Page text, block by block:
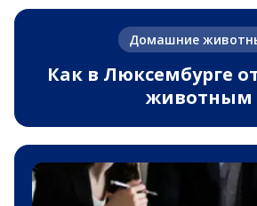
Домашние
Как в Люксембурге
животным